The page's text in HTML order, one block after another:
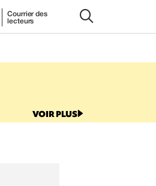
Courrier des
lecteurs
VOIR PLUS